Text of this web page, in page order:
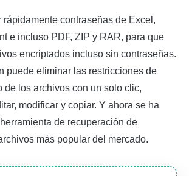
rápidamente contraseñas de Excel,
e incluso PDF, ZIP y RAR, para que
encriptados incluso sin contraseñas.
puede eliminar las restricciones de
de los archivos con un solo clic,
modificar y copiar. Y ahora se ha
de recuperación de
más popular del mercado.